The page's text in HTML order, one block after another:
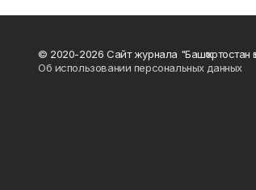
© 2020-2026 Сайт журнала "Башҡортостан
Об использовании персональных данных